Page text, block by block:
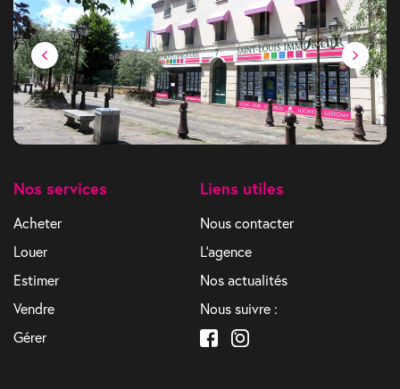
Nos services
Acheter
Louer
Estimer
Vendre
Gérer
Liens utiles
Nous contacter
L'agence
Nos actualités
Nous suivre :